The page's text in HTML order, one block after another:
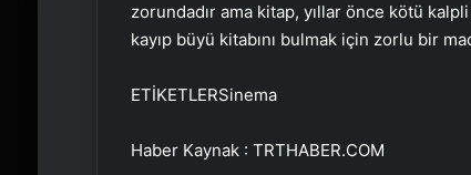
zorundadır ama kitap, yıllar önce kötü kalpli
kayıp büyü kitabını bulmak için zorlu bir
ETİKETLERSinema
Haber Kaynak : TRTHABER.COM